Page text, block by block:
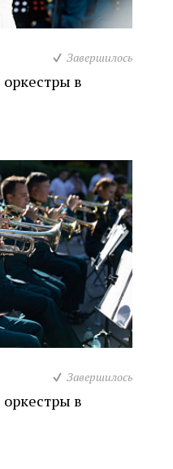
Завершилось
в
Завершилось
в